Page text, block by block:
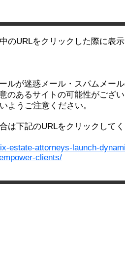
のURLをクリックした際に表
ルが迷惑メール・スパムメー
のあるサイトの可能性がござ
ようご注意ください。
は下記のURLをクリックして
estate-attorneys-launch-
clients/